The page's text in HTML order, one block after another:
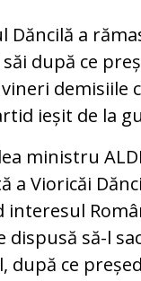
Dăncilă a
după ce
demisiile
ieșit de la
ministru
a Vioricăi
interesul
dispusă să-l
după ce